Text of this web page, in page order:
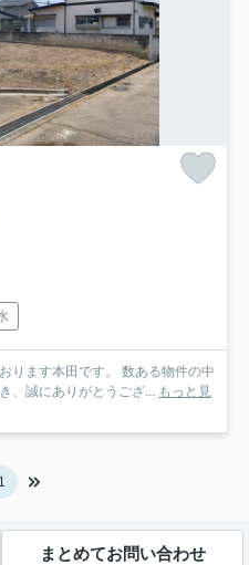
ります本田です。 数ある物件の中
、誠にありがとうござ... もっと見
1
まとめてお問い合わせ